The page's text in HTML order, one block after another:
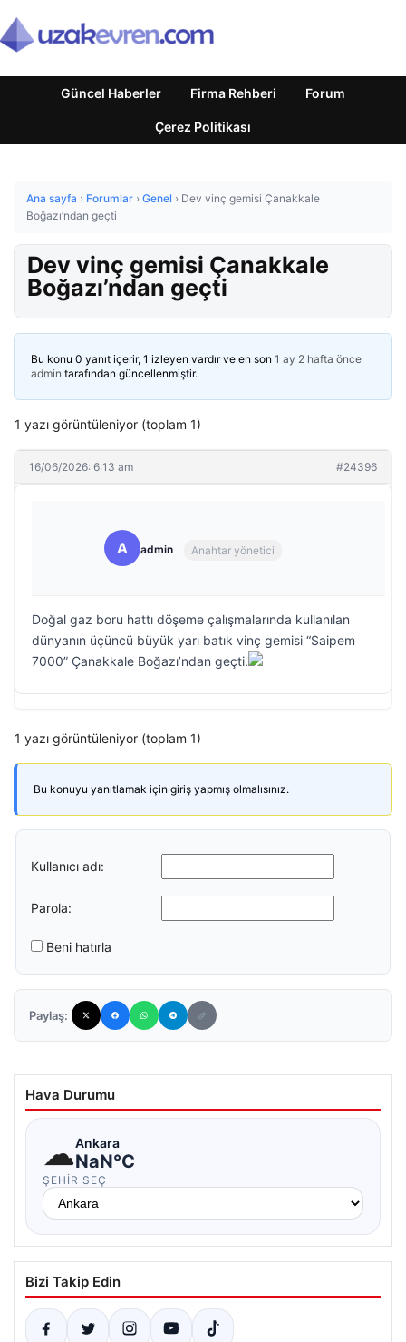
Güncel Haberler Firma Rehberi Forum
Çerez Politikası
Ana sayfa › Forumlar › Genel › Dev vinç gemisi Çanakkale
Boğazı’ndan geçti
Dev vinç gemisi Çanakkale
Boğazı’ndan geçti
Bu konu 0 yanıt içerir, 1 izleyen vardır ve en son 1 ay 2 hafta önce
admin tarafından güncellenmiştir.
1 yazı görüntüleniyor (toplam 1)
16/06/2026: 6:13 am #24396
A admin Anahtar yönetici
Doğal gaz boru hattı döşeme çalışmalarında kullanılan
dünyanın üçüncü büyük yarı batık vinç gemisi “Saipem
7000” Çanakkale Boğazı’ndan geçti.
1 yazı görüntüleniyor (toplam 1)
Bu konuyu yanıtlamak için giriş yapmış olmalısınız.
Kullanıcı adı:
Parola:
Beni hatırla
Paylaş:
Hava Durumu
☁Ankara
NaN°C
ŞEHIR SEÇ
Bizi Takip Edin